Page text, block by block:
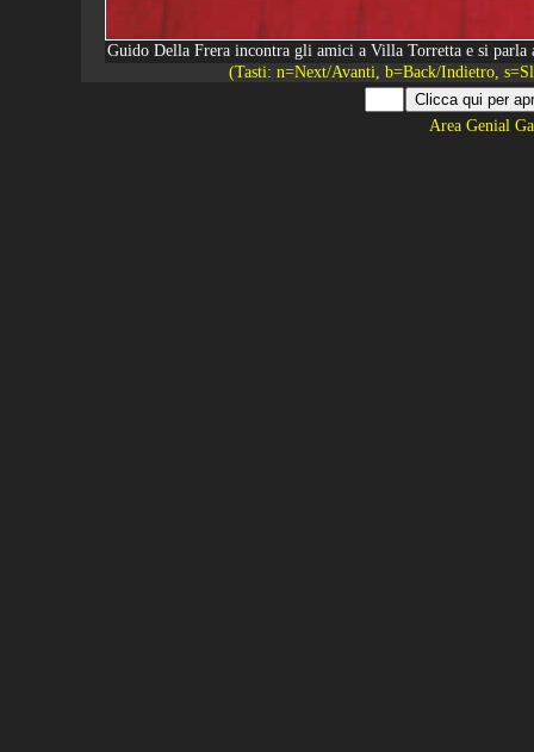
Guido Della Frera incontra gli amici a Villa Torretta e si
(Tasti: n=Next/Avanti, b=Back/Indietro,
Area Genial